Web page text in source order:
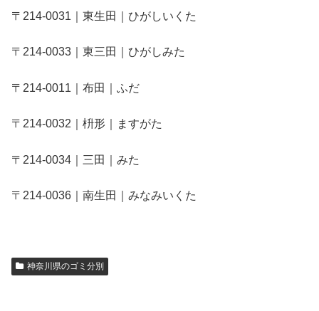
〒214-0031｜東生田｜ひがしいくた
〒214-0033｜東三田｜ひがしみた
〒214-0011｜布田｜ふだ
〒214-0032｜枡形｜ますがた
〒214-0034｜三田｜みた
〒214-0036｜南生田｜みなみいくた
神奈川県のゴミ分別